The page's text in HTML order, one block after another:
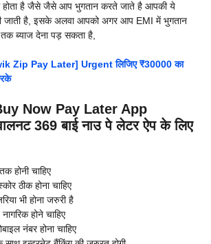
होता है जैसे जैसे आप भुगतान करते जाते है आपकी ये
जाती है, इसके अलवा आपको अगर आप EMI में भुगतान
ब्याज देना पड़ सकता है,
Zip Pay Later] Urgent लिजिए ₹30000 का
Now Pay Later App
369 बाई नाउ पे लेटर ऐप के लिए
होनी चाहिए
ठीक होना चाहिए
भी होना जरुरी है
होने चाहिए
नंबर होना चाहिए